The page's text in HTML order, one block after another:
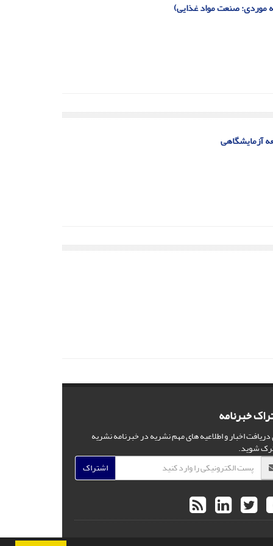
موردی: صنعت مواد غذایی)
آزمایشگاهی
خبرنامه
دریافت اخبار و اطلاعیه های مهم نشریه در خبرنامه نشریه
شوید.
اشتراک